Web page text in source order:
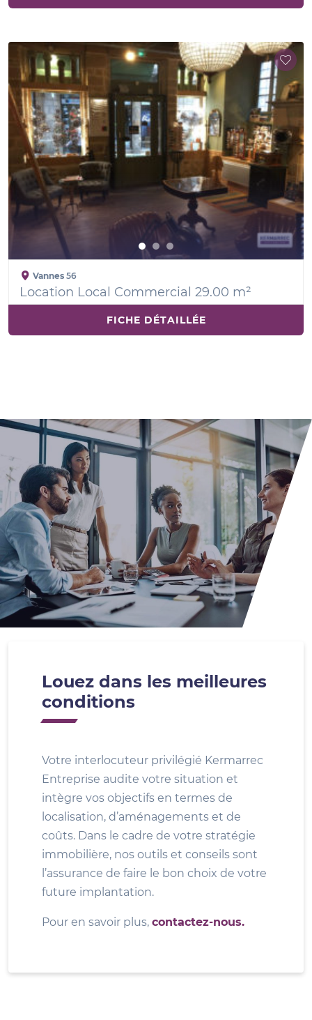
Vannes 56
Location Local Commercial 29.00 m²
FICHE DÉTAILLÉE
Louez dans les meilleures
conditions
Votre interlocuteur privilégié Kermarrec
Entreprise audite votre situation et
intègre vos objectifs en termes de
localisation, d’aménagements et de
coûts. Dans le cadre de votre stratégie
immobilière, nos outils et conseils sont
l’assurance de faire le bon choix de votre
future implantation.
Pour en savoir plus, contactez-nous.